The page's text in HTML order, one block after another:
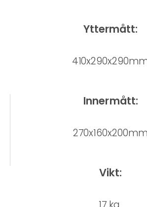
Yttermått:
Innermått:
270x160x200mm
Vikt: